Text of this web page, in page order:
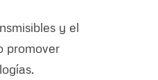
y el
promover